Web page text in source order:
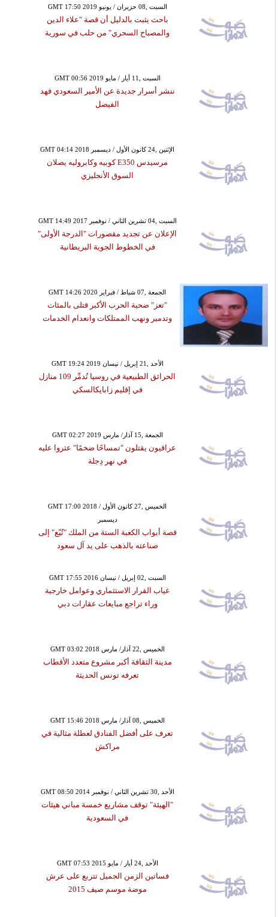
GMT 17:50 2019 السبت ,08 حزيران / يونيو
باحث يثبت بالدليل أن قصة "علاء الدين
والمصباح السحري" من حلب في سورية
GMT 00:56 2019 السبت ,11 أيار / مايو
ننشر أسرار جديدة عن الأمير السعودي فهد
الفيصل
GMT 04:14 2018 الإثنين ,24 كانون الأول / ديسمبر
مرسيدس E350 كوبيه وكابروليه يصلان
السوق الأنجليزي
GMT 14:49 2017 السبت ,04 تشرين الثاني / نوفمبر
الإعلان عن تجديد مقصورات "الدرجة الأولى"
في الخطوط الجوية البريطانية
GMT 14:26 2020 الجمعة ,07 شباط / فبراير
"تعز" ضحية الحرب الأكبر قتلى بالمئات
وتدمير ونهب الممتلكات وانعدام الخدمات
GMT 19:24 2019 الأحد ,21 إبريل / نيسان
الحرائق الطبيعية في روسيا تُدمِّر 109 منازل
في إقليم زابايكالسكي
GMT 02:27 2019 الجمعة ,15 آذار/ مارس
عراقيون يقتلون "تمساحًا ضخمًا" عثروا عليه
في نهر دِجلة
GMT 17:00 2018 الخميس ,27 كانون الأول /
ديسمبر
قصة أبواب الكعبة الستة من الملك "تُبّع" إلى
صناعته بالذهب على يد آل سعود
GMT 17:55 2016 السبت ,02 إبريل / نيسان
غياب القرار الاستثماري وعوامل خارجية
وراء تراجع مبايعات عقارات دبي
GMT 03:02 2018 الخميس ,22 آذار/ مارس
مدينة الثقافة أكبر مشروع متعدد الأقطاب
تعرفه تونس الحديثة
GMT 15:46 2018 الخميس ,08 آذار/ مارس
تعرف على أفضل الفنادق لعطلة مثالية في
مراكش
GMT 08:50 2014 الأحد ,30 تشرين الثاني / نوفمبر
"الهيئة" توقف مشاريع خمسة مباني هيئات
في السعودية
GMT 07:53 2015 الأحد ,24 أيار / مايو
فساتين الزمن الجميل تتربع على عرش
موضة موسم صيف 2015